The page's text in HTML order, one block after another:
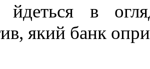
в
який банк